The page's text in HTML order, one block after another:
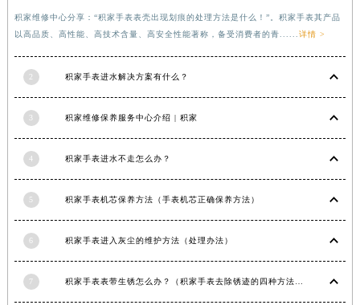
江苏省南京市秦淮区中山南路1号南京中心22层22-C1-C3室积家售后服务中心（需提前预约）
江苏省宿迁市宿城区西湖路积家售后服务中心（需提前预约）
江苏省泰州市海陵区永定东路399号置地商务中心东塔（华润万象城）17层1706室积家售后服务中心（需提前预约）
江西省赣州市章贡区文清路积家售后服务中心（需提前预约）
积家维修中心分享：“积家手表表壳出现划痕的处理方法是什么！”。积家手表其产品
以高品质、高性能、高技术含量、高安全性能著称，备受消费者的青...... 详情 >
2 积家手表进水解决方案有什么？
3 积家维修保养服务中心介绍 | 积家
4 积家手表进水不走怎么办？
5 积家手表机芯保养方法（手表机芯正确保养方法）
6 积家手表进入灰尘的维护方法（处理办法）
7